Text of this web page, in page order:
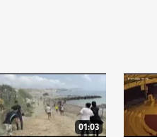
01:03